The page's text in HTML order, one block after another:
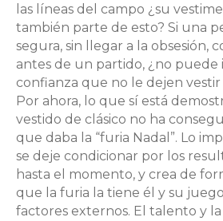
las líneas del campo ¿su
también parte de esto? Si una
segura, sin llegar a la obsesión,
antes de un partido, ¿no puede
confianza que no le dejen
Por ahora, lo que sí está
vestido de clásico no ha
que daba la “furia Nadal”. Lo
se deje condicionar por los
hasta el momento, y crea de
que la furia la tiene él y su
factores externos. El talento y